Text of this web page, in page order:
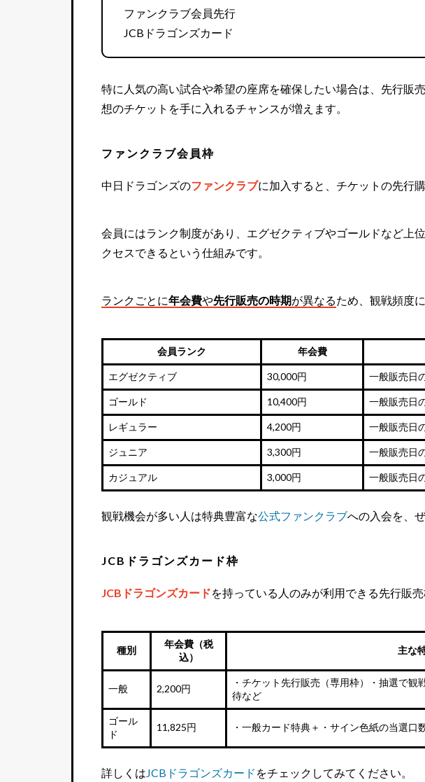
ファンクラブ会員先行
JCBドラゴンズカード
特に人気の高い試合や希望の座席を確保したい場合は、先行販
想のチケットを手に入れるチャンスが増えます。
ファンクラブ会員枠
中日ドラゴンズのファンクラブに加入すると、チケットの先行
会員にはランク制度があり、エグゼクティブやゴールドなど上
クセスできるという仕組みです。
ランクごとに年会費や先行販売の時期が異なるため、観戦頻度
会員ランク 年会費
エグゼクティブ 30,000円 一般販売日
ゴールド 10,400円 一般販売日
レギュラー 4,200円 一般販売日
ジュニア 3,300円 一般販売日
カジュアル 3,000円 一般販売日
観戦機会が多い人は特典豊富な公式ファンクラブへの入会を、
JCBドラゴンズカード枠
JCBドラゴンズカードを持っている人のみが利用できる先行販売
種別
年会費（税
込）
主な
一般 2,200円
・チケット先行販売（専用枠）・抽選で
待など
ゴール
ド
11,825円 ・一般カード特典＋・サイン色紙の当選口
詳しくはJCBドラゴンズカード をチェックしてみてください。